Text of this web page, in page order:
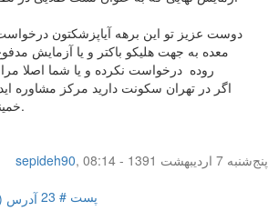
دوست عزیز تو این برهه آیاپزشکتون
معده به جهت هلیکو باکتر و یا آزمایش
روده درخواست نکرده و یا شما اصلا
اگر در تهران سکونت دارید مرکز مشاوره
خمینی مرکز ایده آلیه.
sepideh90,
پنج‌شنبه 7 اردیبهشت 1391 - 08:14
پست # 23